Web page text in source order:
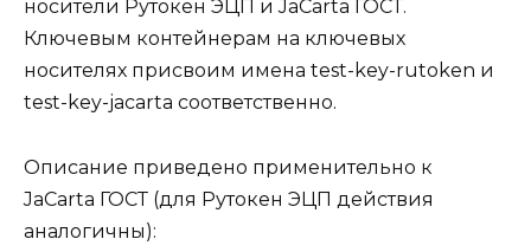
носители Рутокен ЭЦП и JaCarta ГОСТ.
Ключевым контейнерам на ключевых
носителях присвоим имена test-key-rutoken и
test-key-jacarta соответственно.
Описание приведено применительно к
JaCarta ГОСТ (для Рутокен ЭЦП действия
аналогичны):